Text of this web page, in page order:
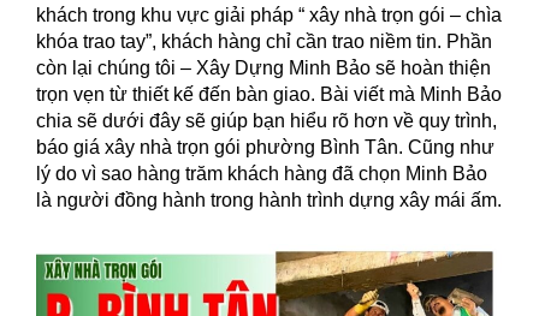
khách trong khu vực giải pháp “ xây nhà trọn gói – chìa
khóa trao tay”, khách hàng chỉ cần trao niềm tin. Phần
còn lại chúng tôi – Xây Dựng Minh Bảo sẽ hoàn thiện
trọn vẹn từ thiết kế đến bàn giao. Bài viết mà Minh Bảo
chia sẽ dưới đây sẽ giúp bạn hiểu rõ hơn về quy trình,
báo giá xây nhà trọn gói phường Bình Tân. Cũng như
lý do vì sao hàng trăm khách hàng đã chọn Minh Bảo
là người đồng hành trong hành trình dựng xây mái ấm.